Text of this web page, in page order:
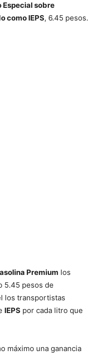
Especial sobre
como IEPS, 6.45 pesos.
Premium los
5.45 pesos de
los transportistas
IEPS por cada litro que
máximo una ganancia